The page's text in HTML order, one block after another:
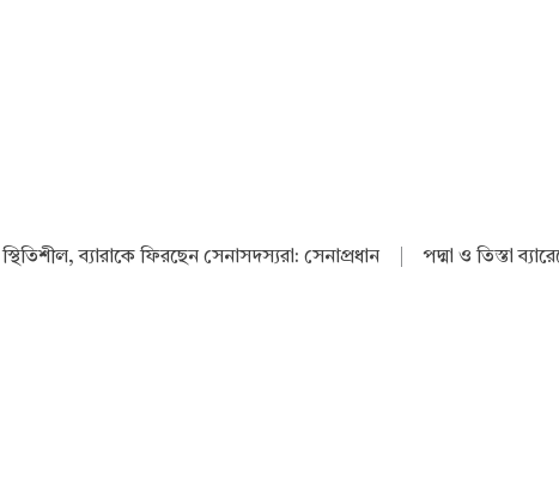
ব্যারাকে ফিরছেন সেনাসদস্যরা: সেনাপ্রধান পদ্মা ও তিস্তা